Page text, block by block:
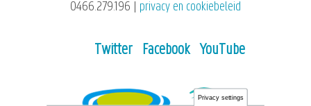
0466.279.196 | privacy en cookiebeleid
Twitter Facebook YouTube
Privacy settings